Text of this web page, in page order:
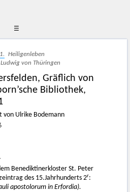
☰
Heiligenleben
Ludwig von Thüringen
Gräflich von
Bibliothek,
von Ulrike Bodemann
Benediktinerkloster St. Peter
des 15.Jahrhunderts 2r:
apostolorum in Erfordia).